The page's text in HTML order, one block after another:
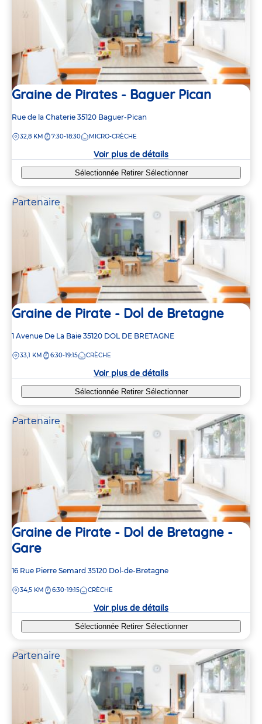
Graine de Pirates - Baguer Pican
Adresse
la
Rue de la Chaterie 35120 Baguer-Pican
DISTANCE
32,8 KM 7:30-18:30 MICRO-CRÈCHE
Voir plus de détails
Sélectionnée Retirer Sélectionner
Partenaire
Graine de Pirate - Dol de Bretagne
Adresse
la
1 Avenue De La Baie 35120 DOL DE BRETAGNE
DISTANCE
33,1 KM 6:30-19:15 CRÈCHE
Voir plus de détails
Sélectionnée Retirer Sélectionner
Partenaire
Graine de Pirate - Dol de Bretagne -
Gare
Adresse
la
16 Rue Pierre Semard 35120 Dol-de-Bretagne
DISTANCE
34,5 KM 6:30-19:15 CRÈCHE
Voir plus de détails
Sélectionnée Retirer Sélectionner
Partenaire